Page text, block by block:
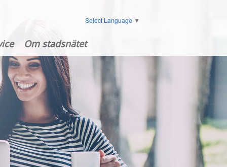
Om stadsnätet
Select Language ▼